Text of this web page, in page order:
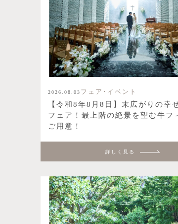
2026.08.03 フェア･イベント
【令和8年8月8日】末広がりの幸
フェア！最上階の絶景を望む牛フ
ご用意！
詳しく見る